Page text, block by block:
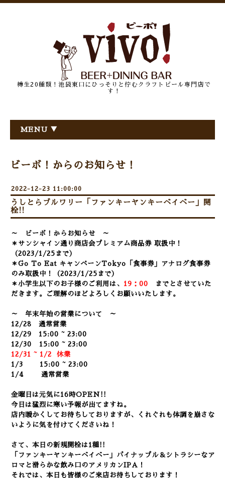
樽生20種類！池袋東口にひっそりと佇むクラフトビール専門店で
す！
MENU ▼
ビーボ！からのお知らせ！
2022-12-23 11:00:00
うしとらブルワリー「ファンキーヤンキーベイベー」開
栓!!
～ ビーボ！からお知らせ ～
＊サンシャイン通り商店会プレミアム商品券 取扱中！
（2023/1/25まで）
＊Go To Eat キャンペーンTokyo「食事券」アナログ食事券
のみ取扱中！（2023/1/25まで）
＊小学生以下のお子様のご利用は、 19：00
までとさせていた
だきます。ご理解のほどよろしくお願いいたします。
～ 年末年始の営業について ～
12/28 通常営業
12/29 15:00 ~ 23:00
12/30 15:00 ~ 23:00
12/31 ~ 1/2 休業
1/3 15:00 ~ 23:00
1/4 通常営業
金曜日は元気に16時OPEN!!
今日は猛烈に寒い予報が出てますね。
店内暖かくしてお待ちしておりますが、くれぐれも体調を崩さな
いように気を付けてくださいね！
さて、本日の新規開栓は1種!!
「ファンキーヤンキーベイベー」パイナップル＆シトラシーなア
ロマと滑らかな飲み口のアメリカンIPA！
それでは、本日も皆様のご来店お待ちしております！